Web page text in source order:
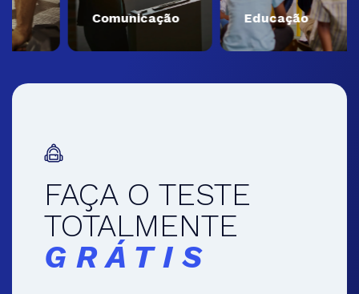
Comunicação Educação
FAÇA O TESTE
TOTALMENTE
GRÁTIS